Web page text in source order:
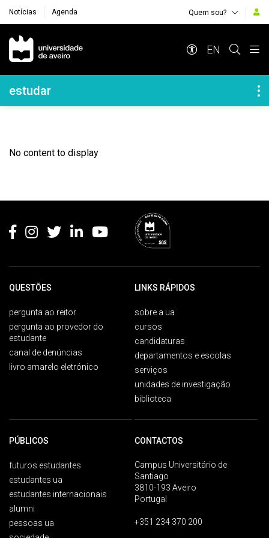
Notícias Agenda Quem sou?
Navegação Principal
EN
Navegação Lateral
estudar
No content to display
QUESTÕES
pergunta ao reitor
pergunta ao provedor do
estudante
canal de denúncias
livro amarelo eletrónico
LINKS RÁPIDOS
sobre a ua
cursos
candidaturas
departamentos e escolas
serviços
unidades de investigação
biblioteca
PÚBLICOS
futuros estudantes
estudantes ua
estudantes internacionais
alumni
pessoas ua
CONTACTOS
Campus Universitário de
Santiago
3810-193 Aveiro
Portugal
+351 234 370 200